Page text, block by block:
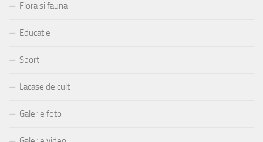
Flora si fauna
Educatie
Sport
Lacase de cult
Galerie foto